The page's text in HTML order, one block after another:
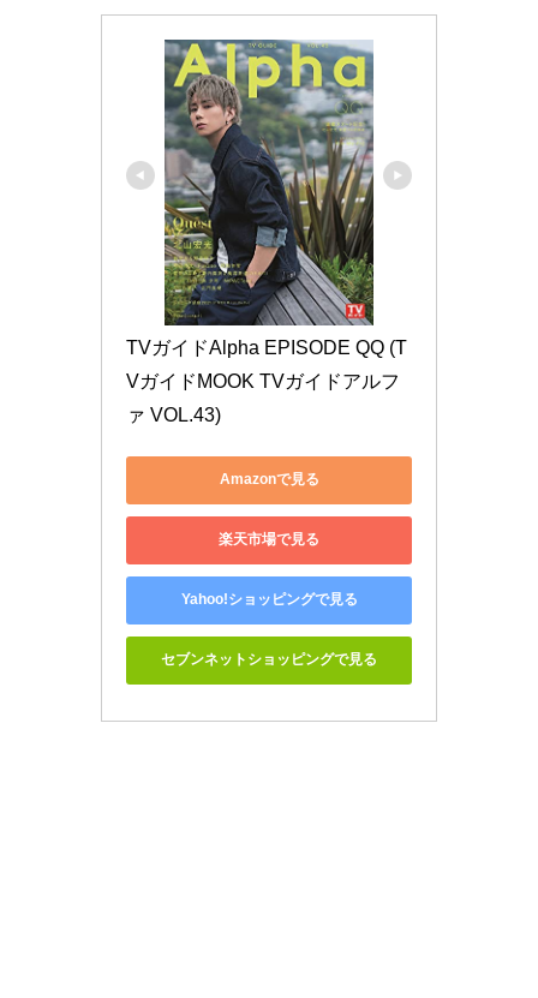
TVガイドAlpha EPISODE QQ (T
VガイドMOOK TVガイドアルフ
ァ VOL.43)
Amazonで見る
楽天市場で見る
Yahoo!ショッピングで見る
セブンネットショッピングで見る